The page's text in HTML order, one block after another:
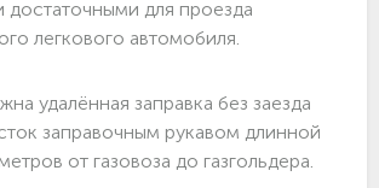
достаточными для проезда
легкового автомобиля.
удалённая заправка без заезда
заправочным рукавом длинной
от газовоза до газгольдера.